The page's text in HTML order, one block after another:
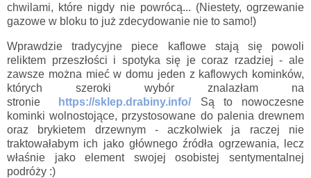
chwilami, które nigdy nie powrócą... (Niestety, ogrzewanie
gazowe w bloku to już zdecydowanie nie to samo!)
Wprawdzie tradycyjne piece kaflowe stają się powoli
reliktem przeszłości i spotyka się je coraz rzadziej - ale
zawsze można mieć w domu jeden z kaflowych kominków,
których szeroki wybór znalazłam na
stronie
https://sklep.drabiny.info/
Są to nowoczesne
kominki wolnostojące, przystosowane do palenia drewnem
oraz brykietem drzewnym - aczkolwiek ja raczej nie
traktowałabym ich jako głównego źródła ogrzewania, lecz
właśnie jako element swojej osobistej sentymentalnej
podróży :)